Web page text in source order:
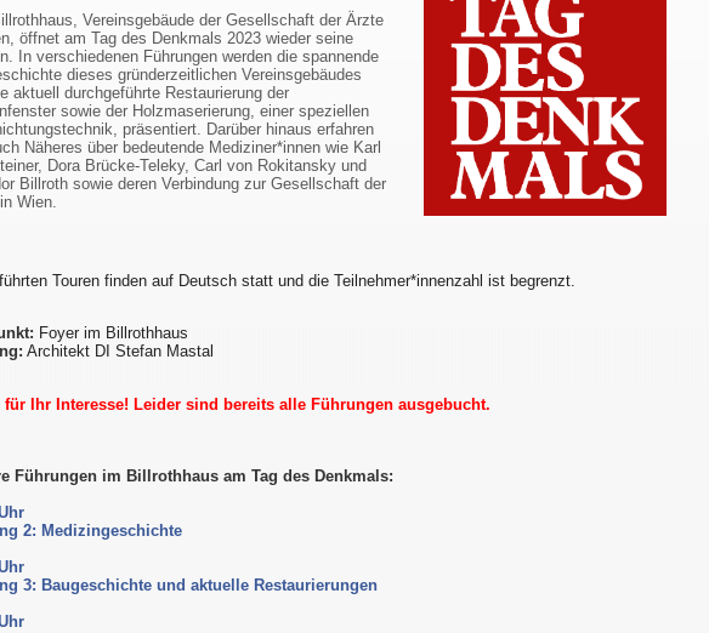
Vereinsgebäude der Gesellschaft der Ärzte
öffnet am Tag des Denkmals 2023 wieder seine
In verschiedenen Führungen werden die spannende
dieses gründerzeitlichen Vereinsgebäudes
aktuell durchgeführte Restaurierung der
sowie der Holzmaserierung, einer speziellen
präsentiert. Darüber hinaus erfahren
Näheres über bedeutende Mediziner*innen wie Karl
Dora Brücke-Teleky, Carl von Rokitansky und
Billroth sowie deren Verbindung zur Gesellschaft der
Wien.
Touren finden auf Deutsch statt und die Teilnehmer*innenzahl ist begrenzt.
Foyer im Billrothhaus
Architekt DI Stefan Mastal
für Ihr Interesse! Leider sind bereits alle Führungen ausgebucht.
Führungen im Billrothhaus am Tag des Denkmals:
2: Medizingeschichte
3: Baugeschichte und aktuelle Restaurierungen